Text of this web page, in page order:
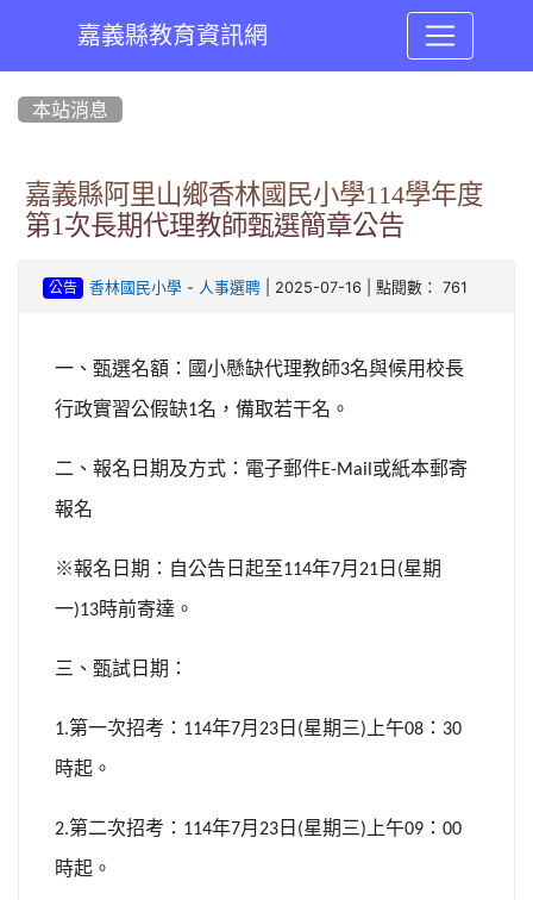
嘉義縣教育資訊網
本站消息
嘉義縣阿里山鄉香林國民小學114學年度
第1次長期代理教師甄選簡章公告
公告 香林國民小學- 人事選聘| 2025-07-16 | 點閱數： 761
一、甄選名額：國小懸缺代理教師3名與候用校長
行政實習公假缺1名，備取若干名。
二、報名日期及方式：電子郵件E-Mail 或紙本郵寄
報名
※報名日期：自公告日起至114年7月 21 日 (星期
一)13時前寄達。
三、甄試日期：
1.第一次招考： 114年7月 23 日 (星期三) 上午08 ： 30
時起。
2.第二次招考： 114年7月 23 日 (星期三) 上午09 ： 00
時起。